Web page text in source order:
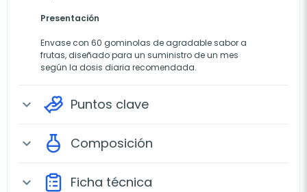
Presentación
Envase con 60 gominolas de agradable sabor a
frutas, diseñado para un suministro de un mes
según la dosis diaria recomendada.
expand_more Puntos clave
expand_more Composición
expand_more Ficha técnica